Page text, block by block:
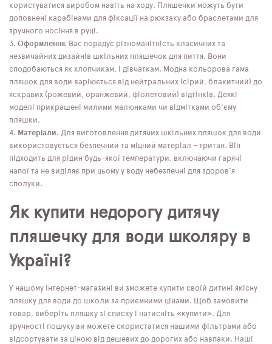
користуватися виробом навіть на ходу. Пляшечки можуть бути
доповнені карабінами для фіксації на рюкзаку або браслетами для
зручного носіння в руці.
Оформлення. Вас порадує різноманітність класичних та
незвичайних дизайнів шкільних пляшечок для пиття. Вони
сподобаються як хлопчикам, і дівчаткам. Модна кольорова гама
пляшок для води варіюється від нейтральних (сірий, блакитний) до
яскравих (рожевий, оранжевий, фіолетовий) відтінків. Деякі
моделі прикрашені милими малюнками чи відмітками об'єму
пляшки.
Матеріали. Для виготовлення дитячих шкільних пляшок для води
використовується безпечний та міцний матеріал – тритан. Він
підходить для рідин будь-якої температури, включаючи гарячі
напої та не виділяє при цьому у воду небезпечні для здоров'я
сполуки.
Як купити недорогу дитячу
пляшечку для води школяру в
Україні?
У нашому інтернет-магазині ви зможете купити своїй дитині якісну
пляшку для води до школи за приємними цінами. Щоб замовити
товар, виберіть пляшку зі списку і натисніть «купити». Для
зручності пошуку ви можете скористатися нашими фільтрами або
відсортувати за ціною від дешевих до дорогих або навпаки. Наші